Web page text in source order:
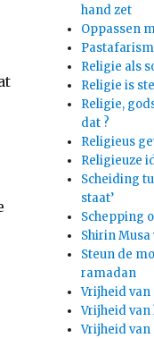
hand zet
Oppassen
Religie als
Religie is
Religie,
dat ?
Religieus
Religieuze
Scheiding
staat’
Schepping
Shirin
Steun de
ramadan
Vrijheid
Vrijheid van
Vrijheid